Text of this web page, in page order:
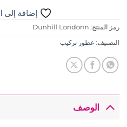
إضافة إلى
رمز المنتج: Dunhill Londonn
التصنيف: عطور تركيب
الوصف